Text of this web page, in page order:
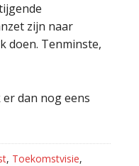
zijn naar
doen. Tenminste,
er dan nog eens
, Toekomstvisie,